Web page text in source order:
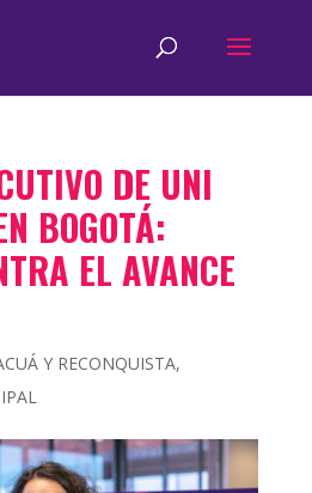
DE UNI
BOGOTÁ:
EL AVANCE
Y RECONQUISTA,